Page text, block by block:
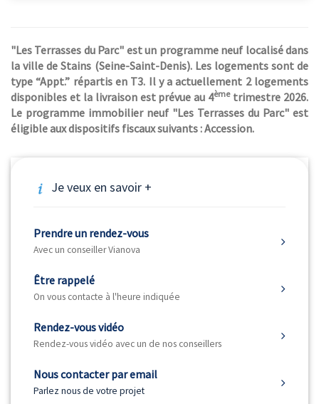
"Les Terrasses du Parc" est un programme neuf localisé dans
la ville de Stains (Seine-Saint-Denis). Les logements sont de
type “Appt.” répartis en T3. Il y a actuellement 2 logements
disponibles et la livraison est prévue au 4èmetrimestre 2026.
Le programme immobilier neuf "Les Terrasses du Parc" est
éligible aux dispositifs fiscaux suivants : Accession.
Je veux en savoir +
Prendre un rendez-vous
Avec un conseiller Vianova
Être rappelé
On vous contacte à l'heure indiquée
Rendez-vous vidéo
Rendez-vous vidéo avec un de nos conseillers
Nous contacter par email
Parlez nous de votre projet